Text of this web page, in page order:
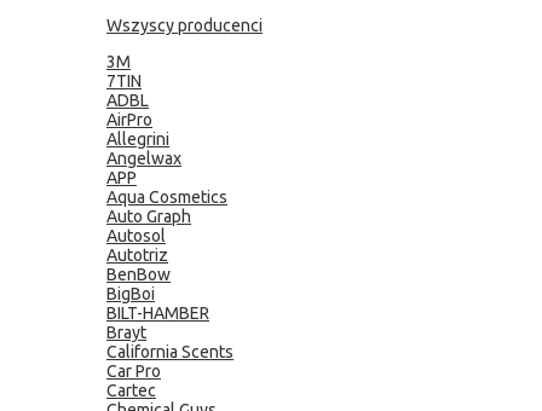
Wszyscy producenci
3M
7TIN
ADBL
AirPro
Allegrini
Angelwax
APP
Aqua Cosmetics
Auto Graph
Autosol
Autotriz
BenBow
BigBoi
BILT-HAMBER
Brayt
California Scents
Car Pro
Cartec